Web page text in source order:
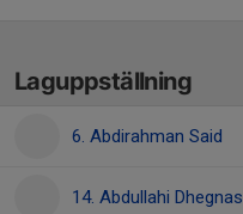
Laguppställning
6. Abdirahman Said
14. Abdullahi Dhegnas